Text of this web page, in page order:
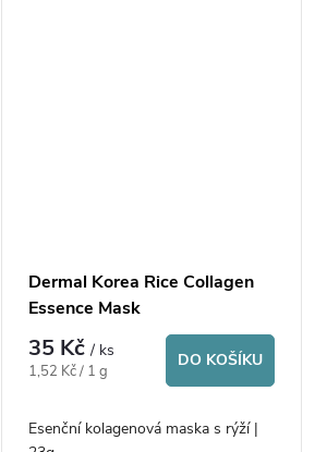
Dermal Korea Rice Collagen
Essence Mask
35 Kč/ ks
Měrná
1,52 Kč / 1 g
DO KOŠÍKU
Esenční kolagenová maska s rýží |